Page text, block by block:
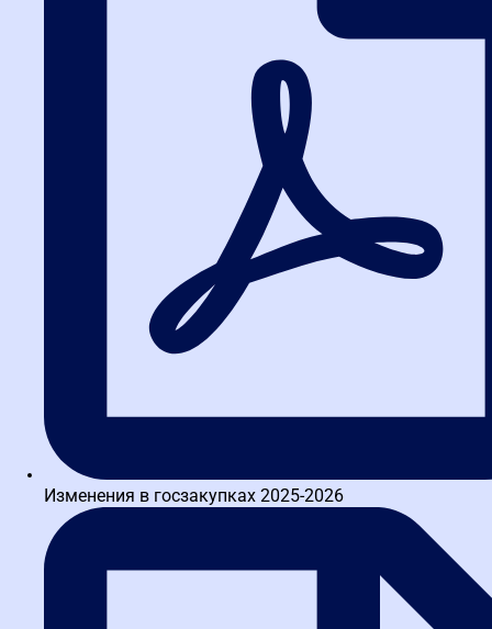
поиск закупки по заданным условиям
Изменения в госзакупках 2025-2026